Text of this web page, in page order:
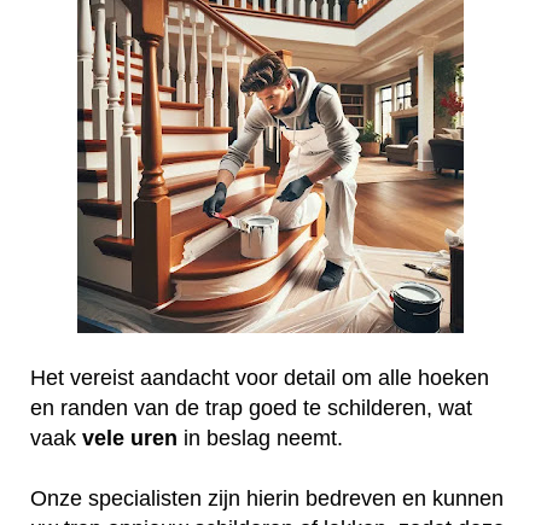
Het vereist aandacht voor detail om alle hoeken
en randen van de trap goed te schilderen, wat
vaak vele uren in beslag neemt.
Onze specialisten zijn hierin bedreven en kunnen